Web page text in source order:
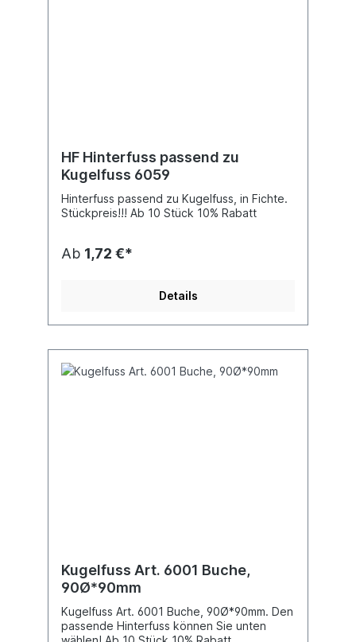
HF Hinterfuss passend zu
Kugelfuss 6059
Hinterfuss passend zu Kugelfuss, in Fichte.
Stückpreis!!! Ab 10 Stück 10% Rabatt
Ab 1,72 €*
Details
Kugelfuss Art. 6001 Buche,
90Ø*90mm
Kugelfuss Art. 6001 Buche, 90Ø*90mm. Den
passende Hinterfuss können Sie unten